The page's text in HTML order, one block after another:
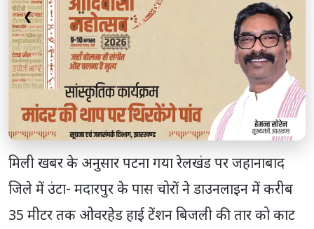
❮ ❯
मिली खबर के अनुसार पटना गया रेलखंड पर जहानाबाद
जिले में उंटा- मदारपुर के पास चोरों ने डाउनलाइन में करीब
35 मीटर तक ओवरहेड हाई टेंशन बिजली की तार को काट